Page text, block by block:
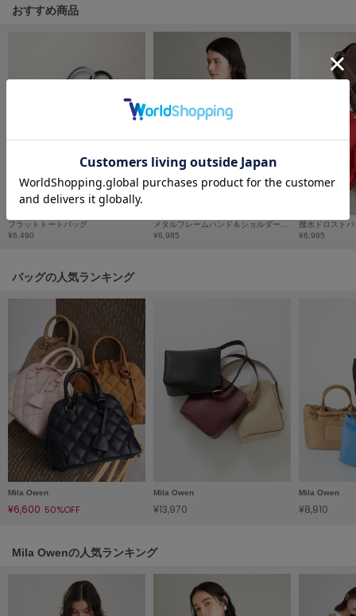
ジェラート ピケ キャットアンドドッグ
gelato pique Sleep
ジェラート ピケ スリープ
HUNTER
ハンター
HOKA ONEONE
ホカ オネオネ
KEEN
キーン
LAATO
おすすめ商品
フラットトートバッグ
¥6,490
¥6,985
撥水ドロスト
¥6,985
バッグの人気ランキング
Mila Owen
¥6,600 50%OFF
Mila Owen
¥13,970
Mila Owen
¥8,910
Mila Owenの人気ランキング